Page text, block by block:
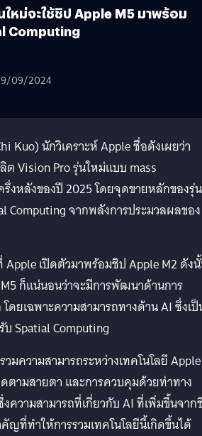
หม่จะใช้ชิป Apple M5 มาพร้อม
Computing
09/2024
Kuo) นักวิเคราะห์ Apple ชื่อดังเผยว่า
ต Vision Pro รุ่นใหม่แบบ mass
รึ่งหลังของปี 2025 โดยจุดขายหลักของรุ่
Computing จากพลังการประมวลผลของ
Apple เปิดตัวมาพร้อมชิป Apple M2 ดัง
ก็แน่นอนว่าจะมีการพัฒนาด้านการ
ดยเฉพาะความสามารถทางด้าน AI ซึ่งเ
Spatial Computing
มความสามารถระหว่างเทคโนโลยี Apple
ตามสายตา และการควบคุมด้วยท่าทาง
ความสามารถที่เกี่ยวกับ AI ที่เพิ่มขึ้นจาก
ญที่ทำให้การรวมเทคโนโลยีนี้เกิดขึ้นได้